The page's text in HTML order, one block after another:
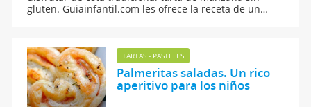
gluten. Guiainfantil.com les ofrece la receta de un
TARTAS - PASTELES
Palmeritas saladas. Un rico
aperitivo para los niños